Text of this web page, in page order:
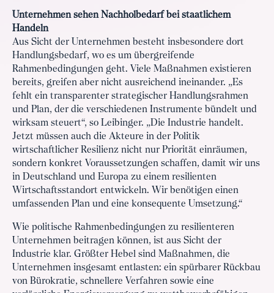
Unternehmen sehen Nachholbedarf bei staatlichem
Handeln
Aus Sicht der Unternehmen besteht insbesondere dort
Handlungsbedarf, wo es um übergreifende
Rahmenbedingungen geht. Viele Maßnahmen existieren
bereits, greifen aber nicht ausreichend ineinander. „Es
fehlt ein transparenter strategischer Handlungsrahmen
und Plan, der die verschiedenen Instrumente bündelt und
wirksam steuert“, so Leibinger. „Die Industrie handelt.
Jetzt müssen auch die Akteure in der Politik
wirtschaftlicher Resilienz nicht nur Priorität einräumen,
sondern konkret Voraussetzungen schaffen, damit wir uns
in Deutschland und Europa zu einem resilienten
Wirtschaftsstandort entwickeln. Wir benötigen einen
umfassenden Plan und eine konsequente Umsetzung.“
Wie politische Rahmenbedingungen zu resilienteren
Unternehmen beitragen können, ist aus Sicht der
Industrie klar. Größter Hebel sind Maßnahmen, die
Unternehmen insgesamt entlasten: ein spürbarer Rückbau
von Bürokratie, schnellere Verfahren sowie eine